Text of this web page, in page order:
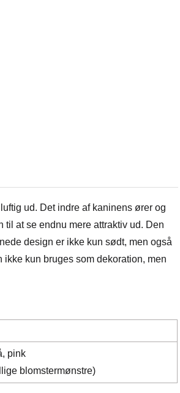
ud. Det indre af kaninens ører og
at se endnu mere attraktiv ud. Den
design er ikke kun sødt, men også
kun bruges som dekoration, men
pink
blomstermønstre)